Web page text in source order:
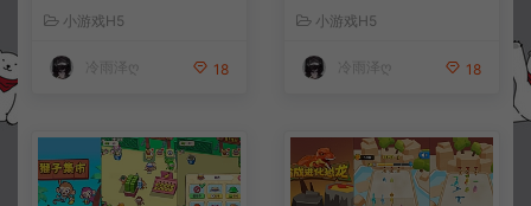
+解压即玩+简易安卓客户端
+详细搭建教程
小游戏H5
冷雨泽ღ 18
+解压即玩+简易安卓客户端
+详细搭建教程
小游戏H5
冷雨泽ღ 18